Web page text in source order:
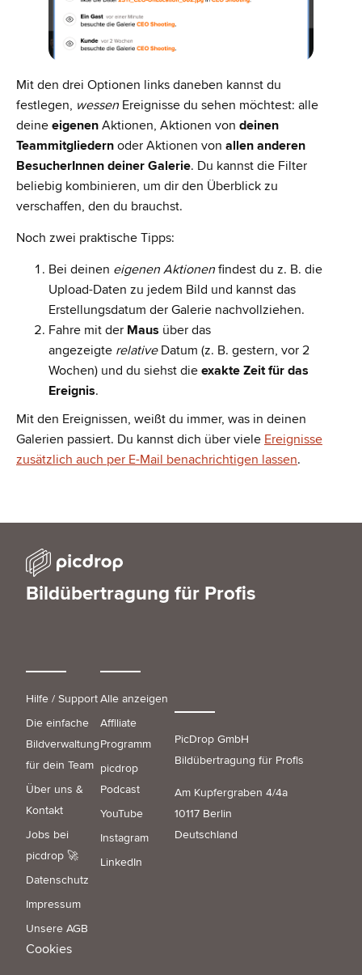
Mit den drei Optionen links daneben kannst du
festlegen, wessen Ereignisse du sehen möchtest: alle
deine eigenen Aktionen, Aktionen von deinen
Teammitgliedern oder Aktionen von allen anderen
BesucherInnen deiner Galerie. Du kannst die Filter
beliebig kombinieren, um dir den Überblick zu
verschaffen, den du brauchst.
Noch zwei praktische Tipps:
Bei deinen eigenen Aktionen findest du z. B. die
Upload-Daten zu jedem Bild und kannst das
Erstellungsdatum der Galerie nachvollziehen.
Fahre mit der Maus über das
angezeigte relativeDatum (z. B. gestern, vor 2
Wochen) und du siehst die exakte Zeit für das
Ereignis.
Mit den Ereignissen, weißt du immer, was in deinen
Galerien passiert. Du kannst dich über viele Ereignisse
zusätzlich auch per E-Mail benachrichtigen lassen.
Bildübertragung für Profis
PicDrop GmbH
Bildübertragung für Profis
Am Kupfergraben 4/4a
10117 Berlin
Deutschland
Hilfe / Support
Die einfache
Bildverwaltung
für dein Team
Über uns &
Kontakt
Jobs bei
picdrop 🚀
Datenschutz
Impressum
Unsere AGB
Cookies
Alle anzeigen
Affiliate
Programm
picdrop
Podcast
YouTube
Instagram
LinkedIn